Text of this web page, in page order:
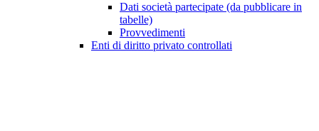
Dati società partecipate (da pubblicare in
tabelle)
Provvedimenti
Enti di diritto privato controllati